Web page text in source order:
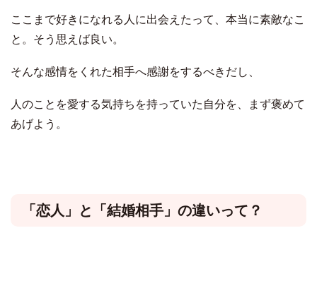
ここまで好きになれる人に出会えたって、本当に素敵なこ
と。そう思えば良い。
そんな感情をくれた相手へ感謝をするべきだし、
人のことを愛する気持ちを持っていた自分を、まず褒めて
あげよう。
「恋人」と「結婚相手」の違いって？